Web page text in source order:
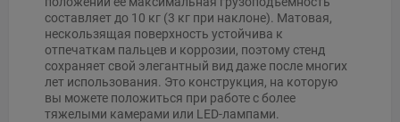
составляет до 10 кг (3 кг при наклоне). Матовая,
нескользящая поверхность устойчива к
отпечаткам пальцев и коррозии, поэтому стенд
сохраняет свой элегантный вид даже после многих
лет использования. Это конструкция, на которую
вы можете положиться при работе с более
тяжелыми камерами или LED-лампами.